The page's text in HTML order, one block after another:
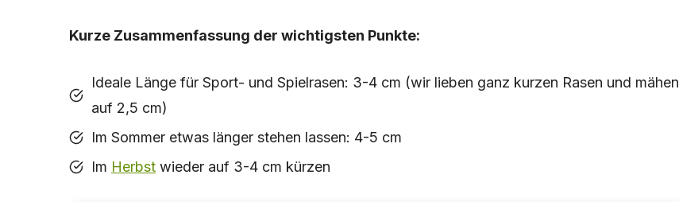
Kurze Zusammenfassung der wichtigsten Punkte:
Ideale Länge für Sport- und Spielrasen: 3-4 cm (wir lieben ganz kurzen Rasen und mähen
auf 2,5 cm)
Im Sommer etwas länger stehen lassen: 4-5 cm
Im Herbst wieder auf 3-4 cm kürzen